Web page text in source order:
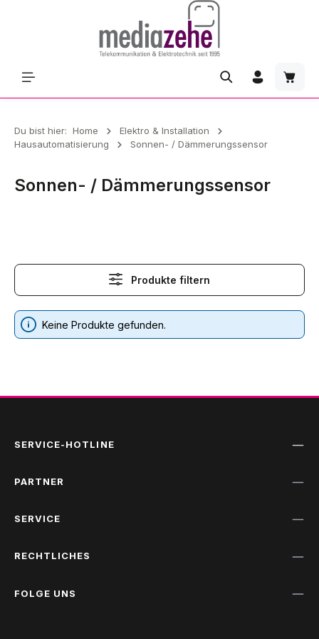
Du bist hier: Home
Elektro & Installation
Hausautomatisierung
Sonnen- / Dämmerungssensor
Sonnen- / Dämmerungssensor
Sonnen- / Dämmerungssensor
Produkte filtern
Keine Produkte gefunden.
SERVICE-HOTLINE
PARTNER
SERVICE
RECHTLICHES
FOLGE UNS